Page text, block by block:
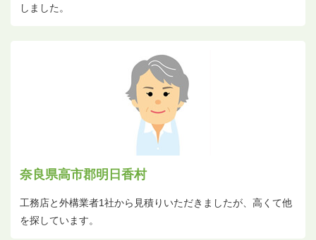
しました。
奈良県高市郡明日香村
工務店と外構業者1社から見積りいただきましたが、高くて他
を探しています。